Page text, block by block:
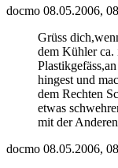
docmo 08.05.2006,
Grüss
dem Kühler
hingest und
dem Rechten
etwas
mit der
docmo 08.05.2006,